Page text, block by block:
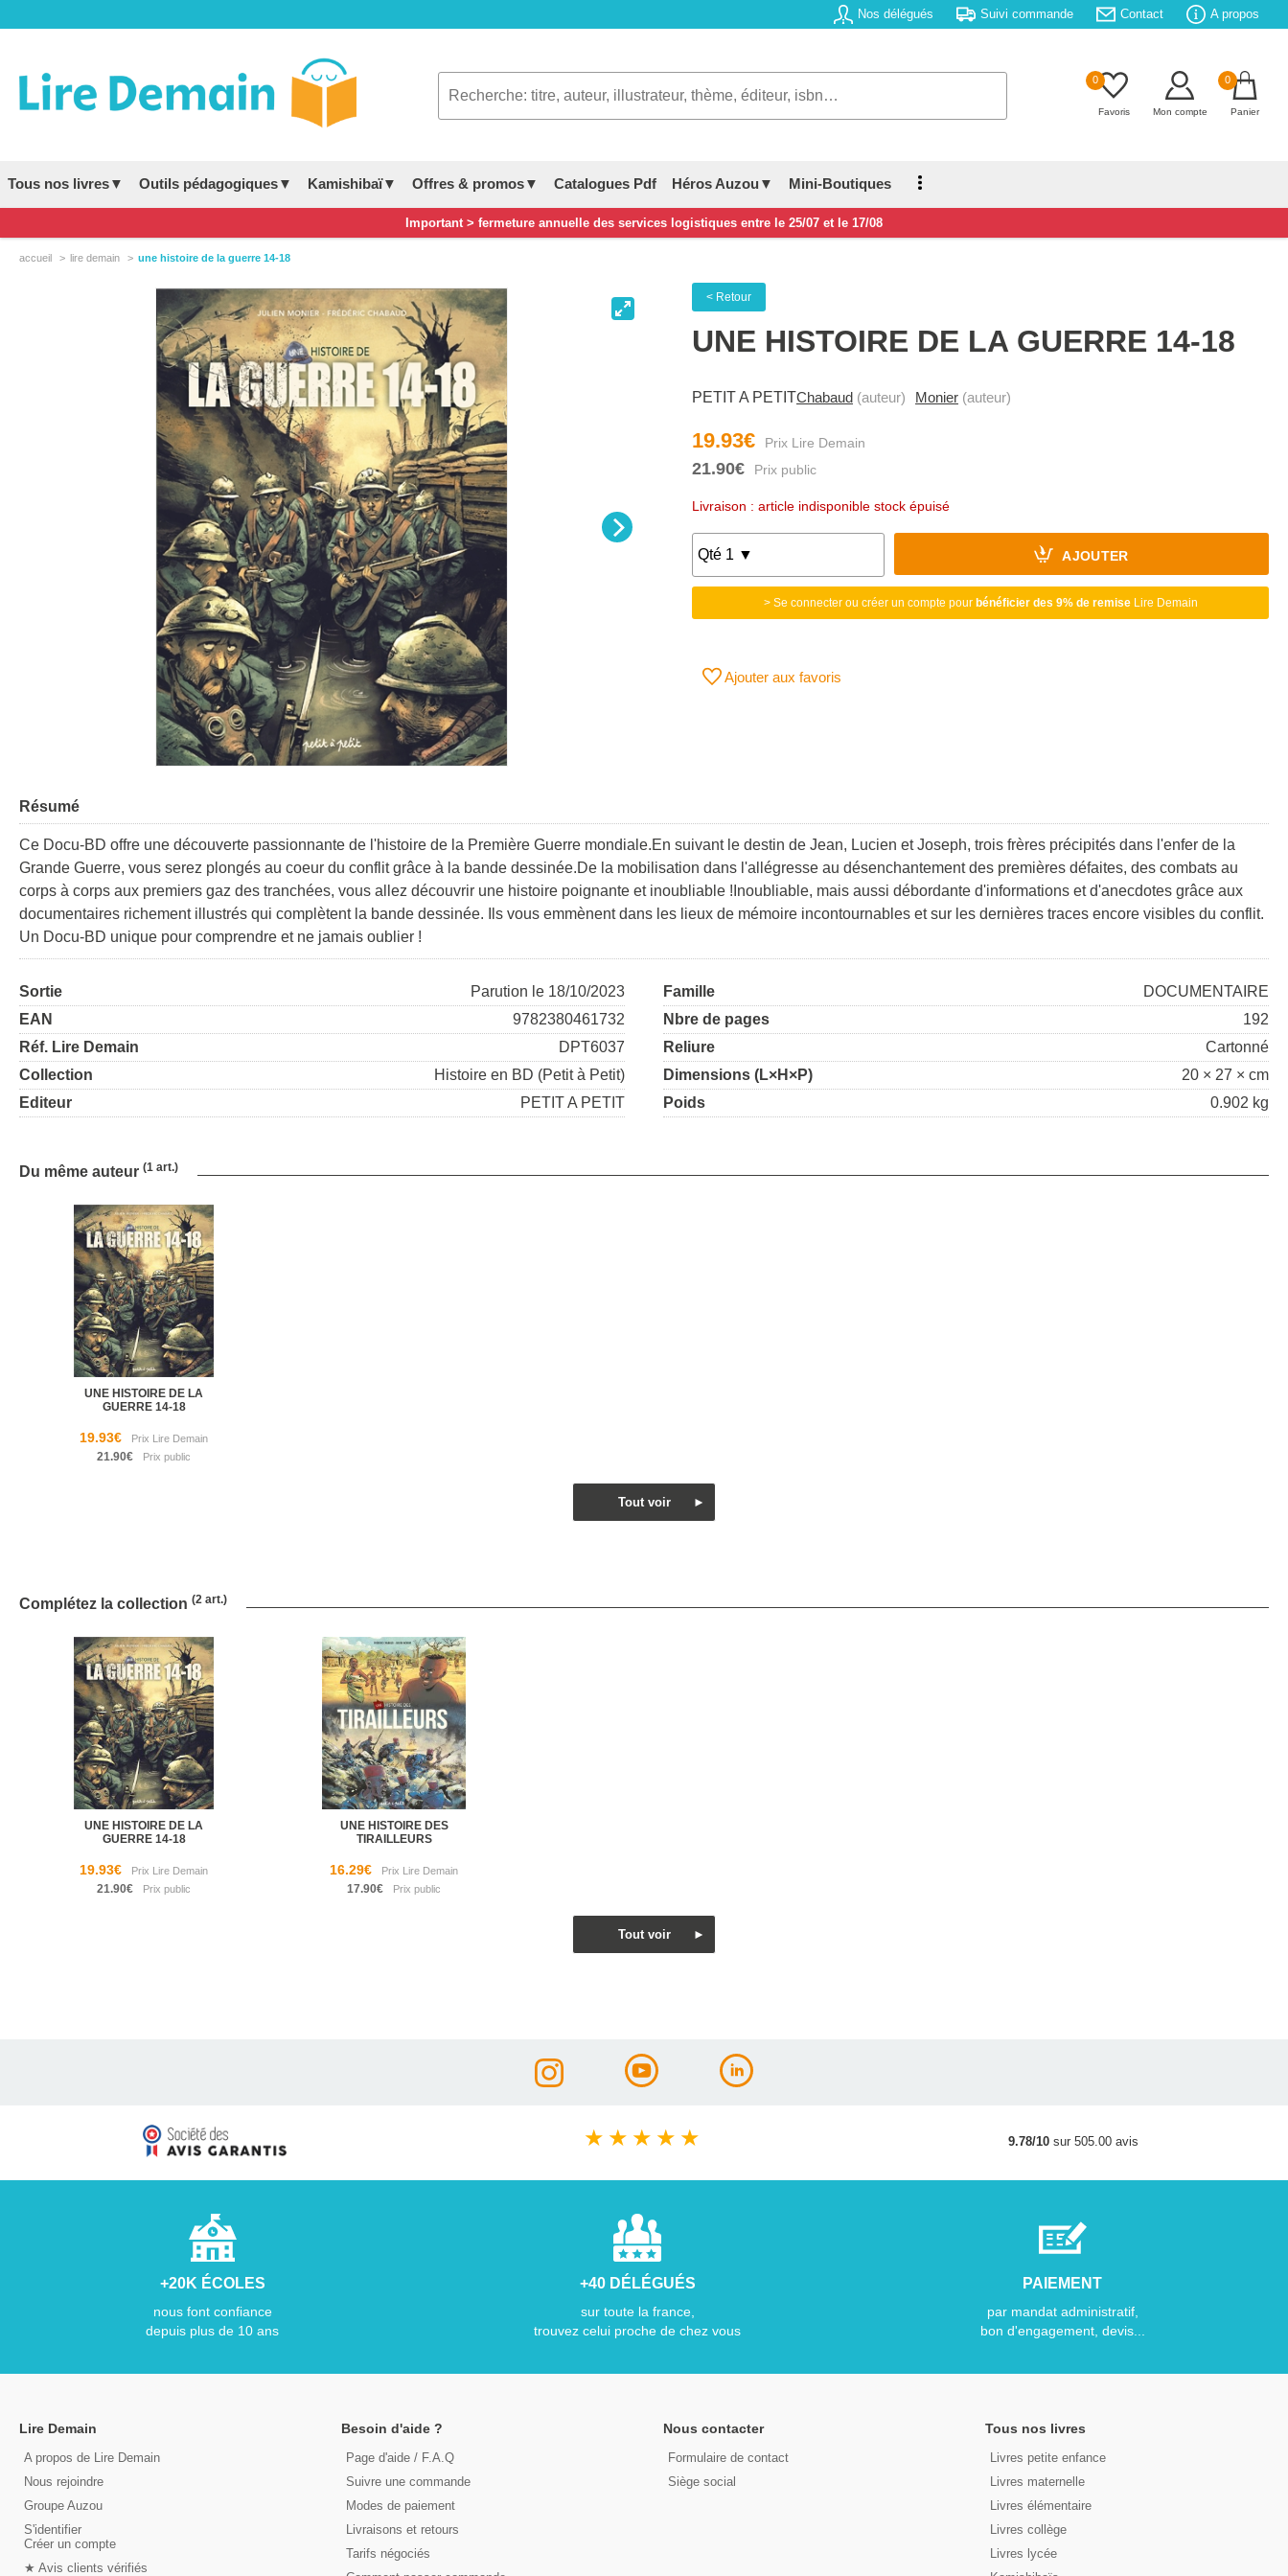
Nos délégués Suivi commande Contact A propos
0
Favoris Mon compte
0
Panier
Tous nos livres▼ Outils pédagogiques▼ Kamishibaï▼ Offres & promos▼ Catalogues Pdf Héros Auzou▼ Mini-Boutiques
Important > fermeture annuelle des services logistiques entre le 25/07 et le 17/08
accueil lire demain une histoire de la guerre 14-18
< Retour
UNE HISTOIRE DE LA GUERRE 14-18
PETIT A PETITChabaud (auteur) Monier (auteur)
19.93€
21.90€
Livraison : article indisponible stock épuisé
AJOUTER
> Se connecter ou créer un compte pour bénéficier des 9% de remiseLire Demain
Ajouter aux favoris
Résumé
Ce Docu-BD offre une découverte passionnante de l'histoire de la Première Guerre mondiale.En suivant le destin de Jean, Lucien et Joseph, trois frères précipités dans l'enfer de la
Grande Guerre, vous serez plongés au coeur du conflit grâce à la bande dessinée.De la mobilisation dans l'allégresse au désenchantement des premières défaites, des combats au
corps à corps aux premiers gaz des tranchées, vous allez découvrir une histoire poignante et inoubliable !Inoubliable, mais aussi débordante d'informations et d'anecdotes grâce aux
documentaires richement illustrés qui complètent la bande dessinée. Ils vous emmènent dans les lieux de mémoire incontournables et sur les dernières traces encore visibles du conflit.
Un Docu-BD unique pour comprendre et ne jamais oublier !
Sortie
Parution le 18/10/2023
EAN
9782380461732
Réf. Lire Demain
DPT6037
Collection
Histoire en BD (Petit à Petit)
Editeur
PETIT A PETIT
Famille
DOCUMENTAIRE
Nbre de pages
192
Reliure
Cartonné
Dimensions (L×H×P)
20 × 27 × cm
Poids
0.902 kg
Du même auteur (1 art.)
UNE HISTOIRE DE LA
GUERRE 14-18
19.93€
21.90€
Complétez la collection (2 art.)
UNE HISTOIRE DE LA
GUERRE 14-18
19.93€
21.90€
UNE HISTOIRE DES
TIRAILLEURS
16.29€
17.90€
★ ★ ★ ★ ★ 9.78/10sur 505.00 avis
+20K ÉCOLES
nous font confiance
depuis plus de 10 ans
+40 DÉLÉGUÉS
sur toute la france,
trouvez celui proche de chez vous
PAIEMENT
par mandat administratif,
bon d'engagement, devis...
Lire Demain
A propos de Lire Demain
Nous rejoindre
Groupe Auzou
S'identifier
Créer un compte
★ Avis clients vérifiés
Besoin d'aide ?
Page d'aide / F.A.Q
Suivre une commande
Modes de paiement
Livraisons et retours
Tarifs négociés
Nous contacter
Formulaire de contact
Siège social
Tous nos livres
Livres petite enfance
Livres maternelle
Livres élémentaire
Livres collège
Livres lycée